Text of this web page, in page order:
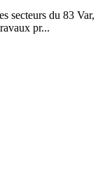
secteurs du 83 Var,
pr...